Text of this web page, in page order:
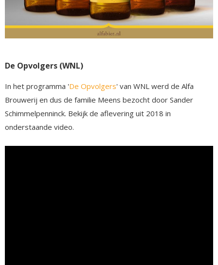
De Opvolgers (WNL)
In het programma 'De Opvolgers' van WNL werd de Alfa
Brouwerij en dus de familie Meens bezocht door Sander
Schimmelpenninck. Bekijk de aflevering uit 2018 in
onderstaande video.